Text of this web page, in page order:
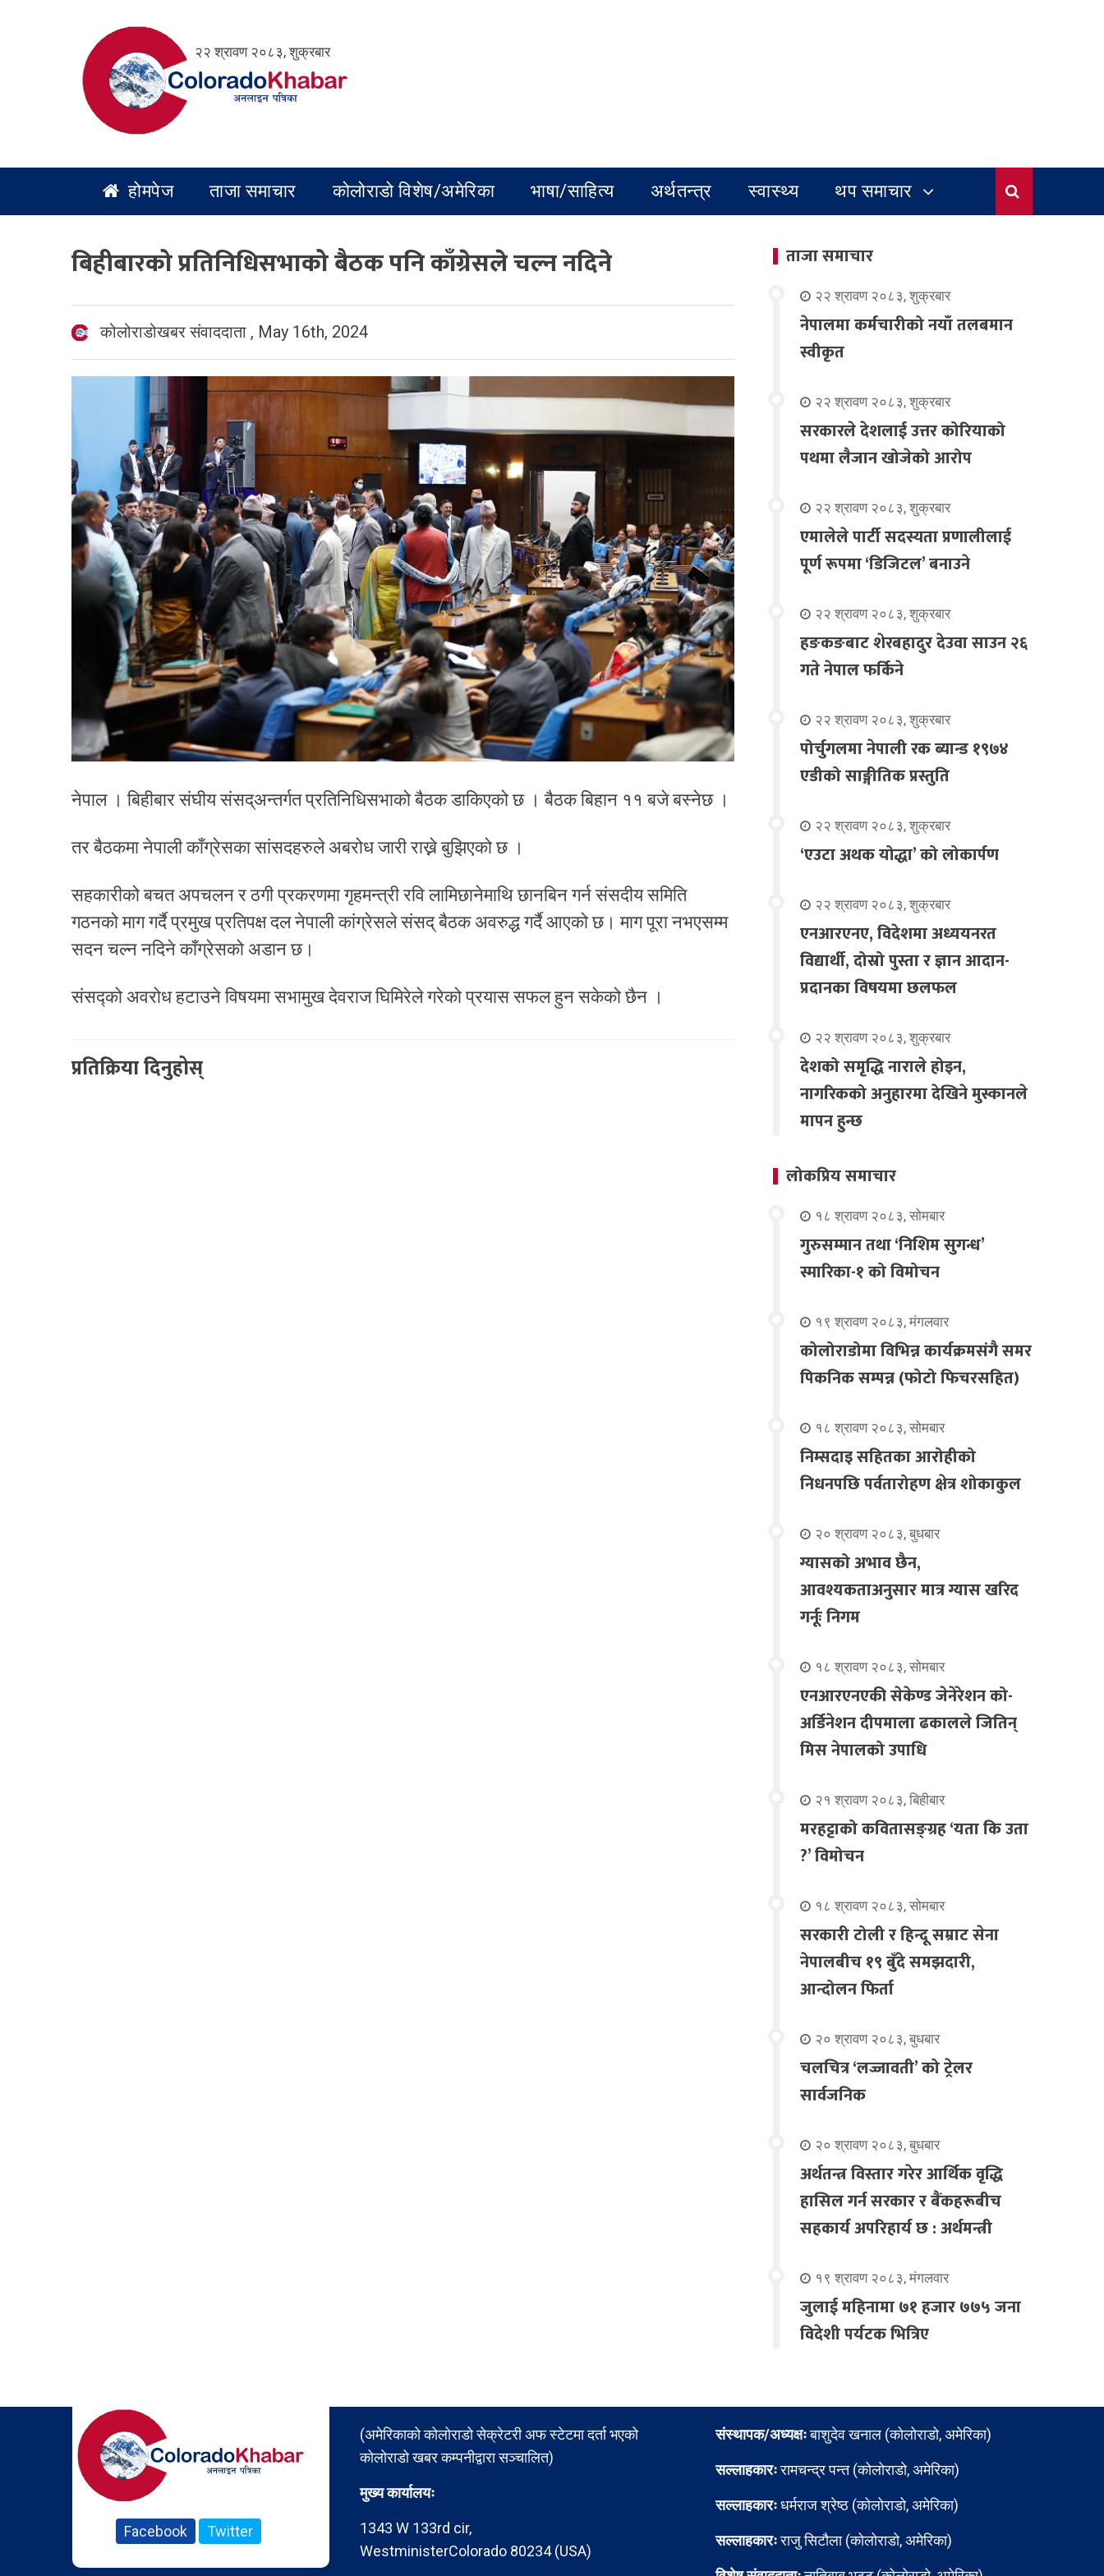
२२ श्रावण २०८३, शुक्रबार
होमपेज ताजा समाचार कोलोराडो विशेष/अमेरिका भाषा/साहित्य अर्थतन्त्र स्वास्थ्य थप समाचार
बिहीबारको प्रतिनिधिसभाको बैठक पनि काँग्रेसले चल्न नदिने
कोलोराडोखबर संवाददाता , May 16th, 2024
नेपाल । बिहीबार संघीय संसद्अन्तर्गत प्रतिनिधिसभाको बैठक डाकिएको छ । बैठक बिहान ११ बजे बस्नेछ ।
तर बैठकमा नेपाली काँग्रेसका सांसदहरुले अबरोध जारी राख्ने बुझिएको छ ।
सहकारीको बचत अपचलन र ठगी प्रकरणमा गृहमन्त्री रवि लामिछानेमाथि छानबिन गर्न संसदीय समिति
गठनको माग गर्दै प्रमुख प्रतिपक्ष दल नेपाली कांग्रेसले संसद् बैठक अवरुद्ध गर्दै आएको छ। माग पूरा नभएसम्म
सदन चल्न नदिने काँग्रेसको अडान छ।
संसद्को अवरोध हटाउने विषयमा सभामुख देवराज घिमिरेले गरेको प्रयास सफल हुन सकेको छैन ।
प्रतिक्रिया दिनुहोस्
ताजा समाचार
२२ श्रावण २०८३, शुक्रबार
नेपालमा कर्मचारीको नयाँ तलबमान
स्वीकृत
२२ श्रावण २०८३, शुक्रबार
सरकारले देशलाई उत्तर कोरियाको
पथमा लैजान खोजेको आरोप
२२ श्रावण २०८३, शुक्रबार
एमालेले पार्टी सदस्यता प्रणालीलाई
पूर्ण रूपमा ‘डिजिटल’ बनाउने
२२ श्रावण २०८३, शुक्रबार
हङकङबाट शेरबहादुर देउवा साउन २६
गते नेपाल फर्किने
२२ श्रावण २०८३, शुक्रबार
पोर्चुगलमा नेपाली रक ब्यान्ड १९७४
एडीको साङ्गीतिक प्रस्तुति
२२ श्रावण २०८३, शुक्रबार
‘एउटा अथक योद्धा’ को लोकार्पण
२२ श्रावण २०८३, शुक्रबार
एनआरएनए, विदेशमा अध्ययनरत
विद्यार्थी, दोस्रो पुस्ता र ज्ञान आदान-
प्रदानका विषयमा छलफल
२२ श्रावण २०८३, शुक्रबार
देशको समृद्धि नाराले होइन,
नागरिकको अनुहारमा देखिने मुस्कानले
मापन हुन्छ
लोकप्रिय समाचार
१८ श्रावण २०८३, सोमबार
गुरुसम्मान तथा ‘निशिम सुगन्ध’
स्मारिका-१ को विमोचन
१९ श्रावण २०८३, मंगलवार
कोलोराडोमा विभिन्न कार्यक्रमसंगै समर
पिकनिक सम्पन्न (फोटो फिचरसहित)
१८ श्रावण २०८३, सोमबार
निम्सदाइ सहितका आरोहीको
निधनपछि पर्वतारोहण क्षेत्र शोकाकुल
२० श्रावण २०८३, बुधबार
ग्यासको अभाव छैन,
आवश्यकताअनुसार मात्र ग्यास खरिद
गर्नूः निगम
१८ श्रावण २०८३, सोमबार
एनआरएनएकी सेकेण्ड जेनेरेशन को-
अर्डिनेशन दीपमाला ढकालले जितिन्
मिस नेपालको उपाधि
२१ श्रावण २०८३, बिहीबार
मरहट्टाको कवितासङ्ग्रह ‘यता कि उता
?’ विमोचन
१८ श्रावण २०८३, सोमबार
सरकारी टोली र हिन्दू सम्राट सेना
नेपालबीच १९ बुँदे समझदारी,
आन्दोलन फिर्ता
२० श्रावण २०८३, बुधबार
चलचित्र ‘लज्जावती’ को ट्रेलर
सार्वजनिक
२० श्रावण २०८३, बुधबार
अर्थतन्त्र विस्तार गरेर आर्थिक वृद्धि
हासिल गर्न सरकार र बैंकहरूबीच
सहकार्य अपरिहार्य छ : अर्थमन्त्री
१९ श्रावण २०८३, मंगलवार
जुलाई महिनामा ७१ हजार ७७५ जना
विदेशी पर्यटक भित्रिए
Facebook Twitter
(अमेरिकाको कोलोराडो सेक्रेटरी अफ स्टेटमा दर्ता भएको
कोलोराडो खबर कम्पनीद्वारा सञ्चालित)
मुख्य कार्यालयः
1343 W 133rd cir,
WestministerColorado 80234 (USA)
संस्थापक/अध्यक्षःबाशुदेव खनाल (कोलोराडो, अमेरिका)
सल्लाहकारःरामचन्द्र पन्त (कोलोराडो, अमेरिका)
सल्लाहकारःधर्मराज श्रेष्ठ (कोलोराडो, अमेरिका)
सल्लाहकारःराजु सिटौला (कोलोराडो, अमेरिका)